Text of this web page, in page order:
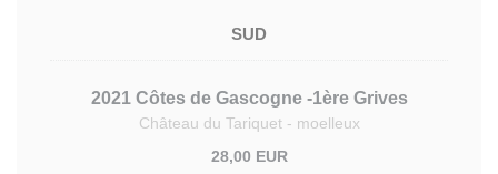
SUD
2021 Côtes de Gascogne -1ère Grives
Château du Tariquet - moelleux
28,00 EUR